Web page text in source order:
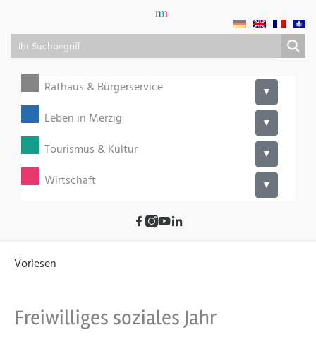
Rathaus & Bürgerservice ▼
Leben in Merzig ▼
Tourismus & Kultur ▼
Wirtschaft ▼
Vorlesen
Freiwilliges soziales Jahr